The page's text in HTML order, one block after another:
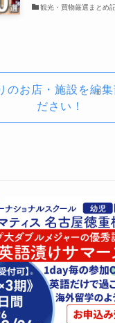
観光・買物厳選まとめ
のお店・施設を編集
ださい！